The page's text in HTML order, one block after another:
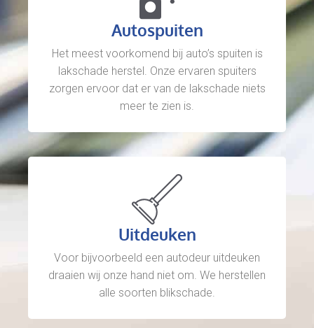
Autospuiten
Het meest voorkomend bij auto’s spuiten is
lakschade herstel. Onze ervaren spuiters
zorgen ervoor dat er van de lakschade niets
meer te zien is.
Uitdeuken
Voor bijvoorbeeld een autodeur uitdeuken
draaien wij onze hand niet om. We herstellen
alle soorten blikschade.